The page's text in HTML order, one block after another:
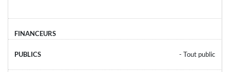
- Tout public